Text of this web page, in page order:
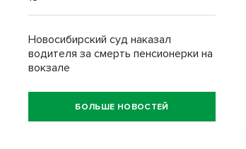
Новосибирский суд наказал
водителя за смерть пенсионерки на
вокзале
БОЛЬШЕ НОВОСТЕЙ